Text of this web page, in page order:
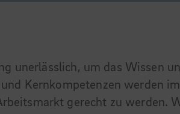
unerlässlich, um das Wissen
Kernkompetenzen werden
gerecht zu werden.